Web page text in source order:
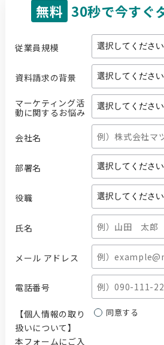
無料 30秒で今すぐ
従業員規模
資料請求の背景
マーケティング活
動に関するお悩み
会社名
部署名
役職
氏名
メール アドレス
電話番号
【個人情報の取り
扱いについて】
本フォームにご入
同意する